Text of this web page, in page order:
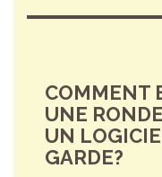
COMMENT
UNE
UN
GARDE?